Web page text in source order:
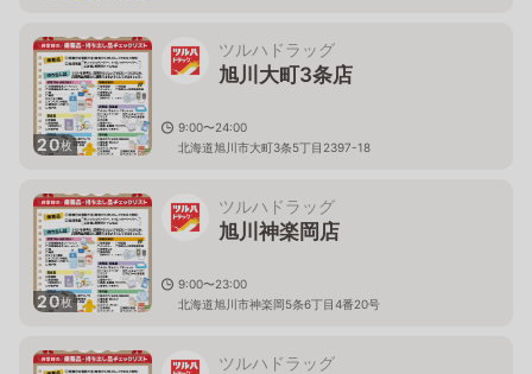
20枚
ツルハドラッグ
旭川大町3条店
9:00〜24:00
北海道旭川市大町3条5丁目2397-18
20枚
ツルハドラッグ
旭川神楽岡店
9:00〜23:00
北海道旭川市神楽岡5条6丁目4番20号
ツルハドラッグ